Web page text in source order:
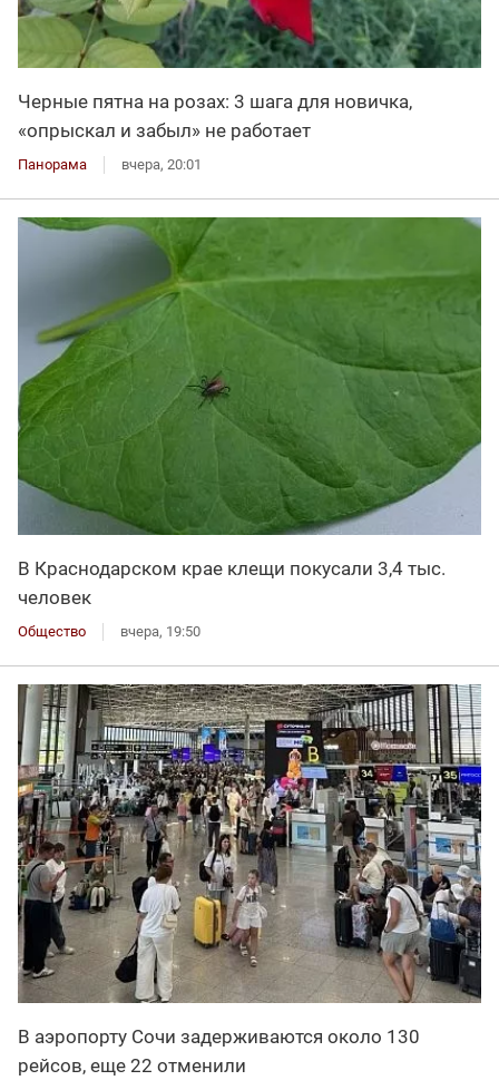
Черные пятна на розах: 3 шага для новичка,
«опрыскал и забыл» не работает
Панорама вчера, 20:01
В Краснодарском крае клещи покусали 3,4 тыс.
человек
Общество вчера, 19:50
В аэропорту Сочи задерживаются около 130
рейсов, еще 22 отменили